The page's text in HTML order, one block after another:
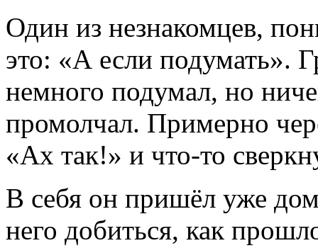
Один из незнакомцев,
это: «А если подумать».
немного подумал, но
промолчал. Примерно
«Ах так!» и что-то
В себя он пришёл уже
него добиться, как